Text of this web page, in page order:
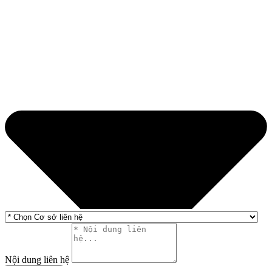
Nội dung liên hệ